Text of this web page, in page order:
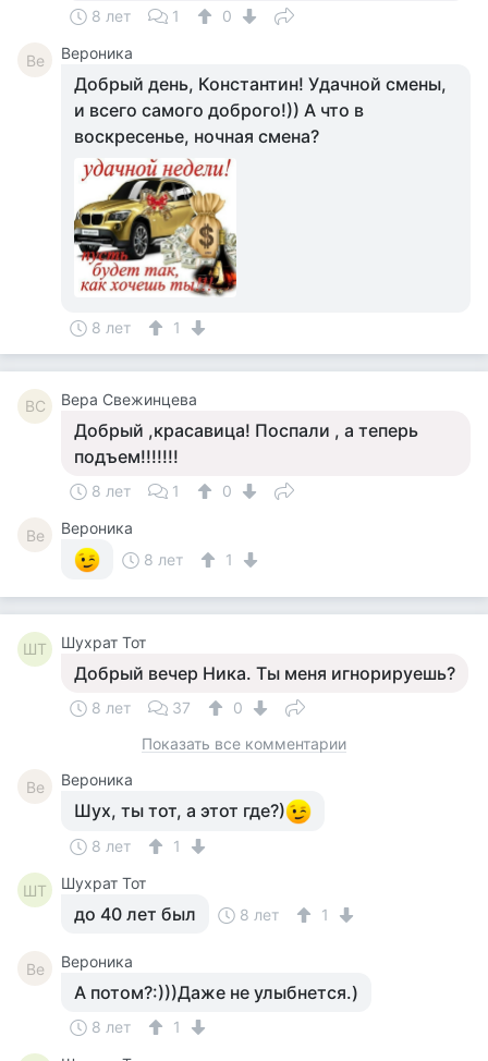
8 лет 1 0
Ве Вероника
Добрый день, Константин! Удачной смены,
и всего самого доброго!)) А что в
воскресенье, ночная смена?
8 лет 1
ВС Вера Свежинцева
Добрый ,красавица! Поспали , а теперь
подъем!!!!!!!
8 лет 1 0
Ве
Вероника
8 лет
1
ШТ Шухрат Тот
Добрый вечер Ника. Ты меня игнорируешь?
8 лет 37
0
Показать все комментарии
Ве Вероника
Шух, ты тот, а этот где?)
8 лет 1
ШТ Шухрат Тот
до 40 лет был 8 лет 1
Ве Вероника
А потом?:)))Даже не улыбнется.)
8 лет
1